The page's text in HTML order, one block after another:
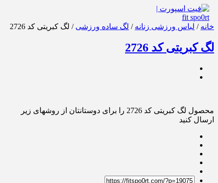
خانه / لباس ورزشی زنانه / لگ ساده ورزشی / لگ کبریتی کد 2726
لگ کبریتی کد 2726
محصول لگ کبریتی کد 2726 را برای دوستانتان از روشهای زیر
ارسال کنید